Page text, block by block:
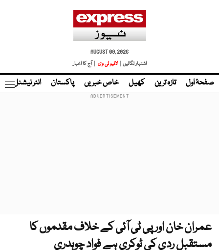
AUGUST 09, 2026
اشتہار لگائیں |
لائیو ٹی وی | آج کا اخبار
صفحۂ اول تازہ ترین کھیل خاص خبریں پاکستان انٹر نیشنل
عمران خان اور پی ٹی آئی کے خلاف مقدموں کا
مستقبل ردی کی ٹوکری ہے فواد چوہدری